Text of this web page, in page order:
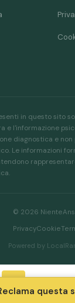
questa
in questo sito
e l'informazione
diagnostica e
Le informazioni
© 2026
PrivacyCookie
Powered by